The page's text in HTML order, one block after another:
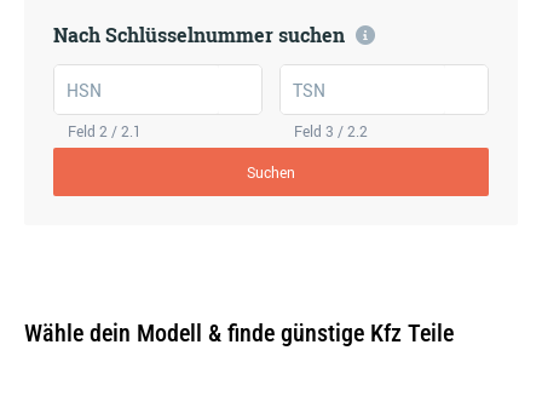
Nach Schlüsselnummer suchen
HSN
Feld 2 / 2.1
TSN
Feld 3 / 2.2
Suchen
Wähle dein Modell & finde günstige Kfz Teile